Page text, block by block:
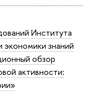
Института
экономики знаний
обзор
активности: